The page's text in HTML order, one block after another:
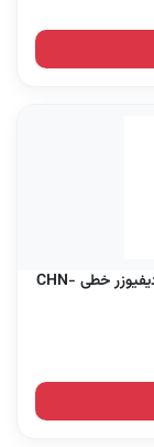
فن کویل کاستی چهارلوله با کنترل - دمپر متحرک دیفیوزر خطی CHN-